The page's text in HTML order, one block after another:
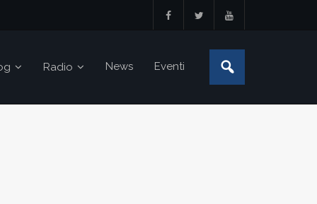
Radio News Eventi